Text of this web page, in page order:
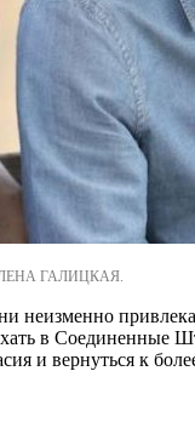
ГАЛИЦКАЯ.
в
и вернуться к